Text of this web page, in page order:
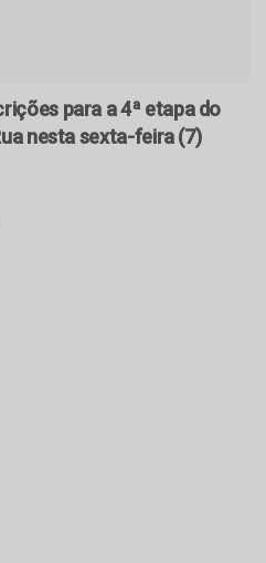
para a 4ª etapa do
nesta sexta-feira (7)